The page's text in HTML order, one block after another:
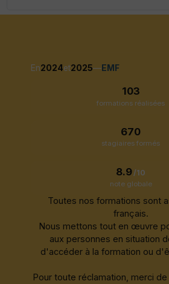
En2024et2025—EMF
103
formations réalisées
670
stagiaires formés
8.9 /10
note globale
Toutes nos formations sont
français.
Nous mettons tout en œuvre
aux personnes en situation
d'accéder à la formation ou
Pour toute réclamation, merci